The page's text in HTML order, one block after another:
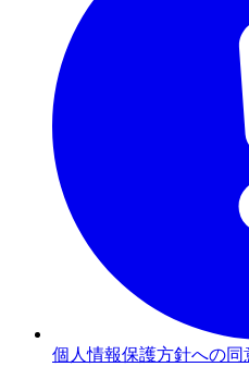
個人情報保護方針への同